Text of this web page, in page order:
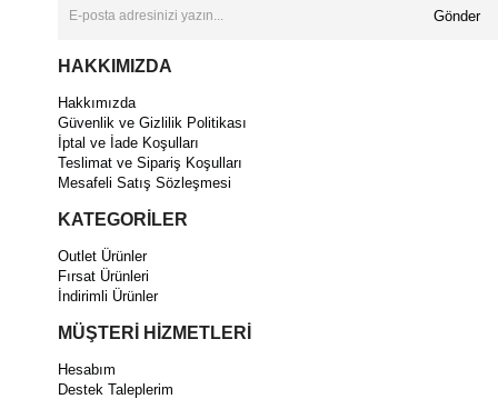
Gönder
HAKKIMIZDA
Hakkımızda
Güvenlik ve Gizlilik Politikası
İptal ve İade Koşulları
Teslimat ve Sipariş Koşulları
Mesafeli Satış Sözleşmesi
KATEGORİLER
Outlet Ürünler
Fırsat Ürünleri
İndirimli Ürünler
MÜŞTERİ HİZMETLERİ
Hesabım
Destek Taleplerim